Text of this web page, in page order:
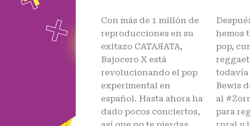
Con más de 1 millón de
reproducciones en su
exitazo CATAЯATA,
Bajocero X está
revolucionando el pop
experimental en
español. Hasta ahora ha
dado pocos conciertos,
hemos
pop,
todavía
Bewis
al
para